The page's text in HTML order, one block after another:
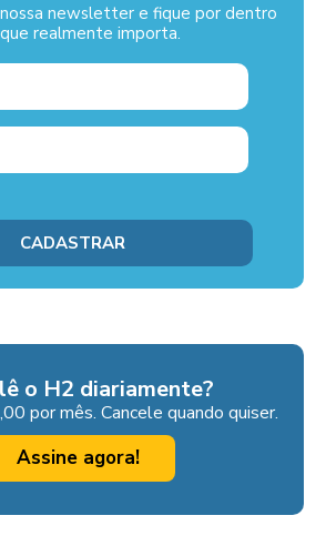
newsletter e fique por dentro
realmente importa.
o H2 diariamente?
por mês. Cancele quando quiser.
Assine agora!